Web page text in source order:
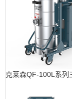
克莱森QF-100L系列